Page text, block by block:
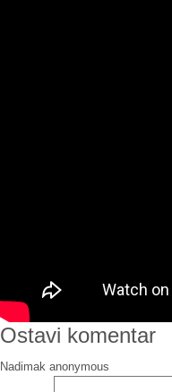
Ostavi komentar
Nadimak